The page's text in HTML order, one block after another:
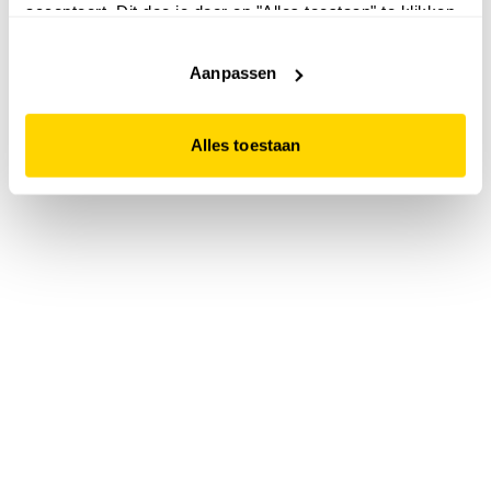
accepteert. Dit doe je door op "Alles toestaan" te klikken.
website niet optimaal functioneert.
Aanpassen
Alles toestaan